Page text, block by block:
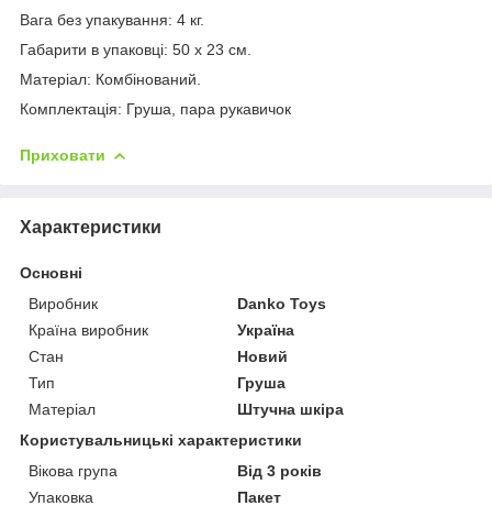
Вага без упакування: 4 кг.
Габарити в упаковці: 50 x 23 см.
Матеріал: Комбінований.
Комплектація: Груша, пара рукавичок
Приховати
Характеристики
Основні
Виробник
Danko Toys
Країна виробник
Україна
Стан
Новий
Тип
Груша
Матеріал
Штучна шкіра
Користувальницькі характеристики
Вікова група
Від 3 років
Упаковка
Пакет